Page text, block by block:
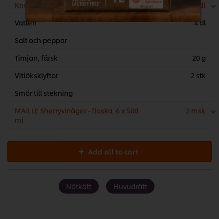
Knorr Oxfond, koncentrerad 6 x 1 L
1 dl
Vatten
4 dl
Salt och peppar
Timjan, färsk
20 g
Vitlöksklyftor
2 stk
Smör till stekning
MAILLE Sherryvinäger - flaska, 6 x 500
ml
2 msk
Add all to cart
Nötkött Huvudrätt